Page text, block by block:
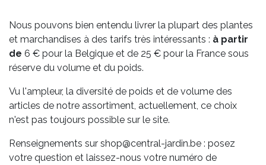
Nous pouvons bien entendu livrer la plupart des plantes
et marchandises à des tarifs très intéressants : à partir
de 6 € pour la Belgique et de 25 € pour la France sous
réserve du volume et du poids.
Vu l'ampleur, la diversité de poids et de volume des
articles de notre assortiment, actuellement, ce choix
n'est pas toujours possible sur le site.
Renseignements sur shop@central-jardin.be : posez
votre question et laissez-nous votre numéro de